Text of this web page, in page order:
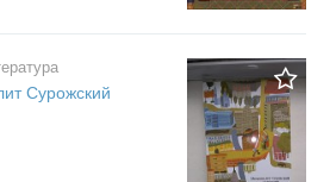
Сурожский